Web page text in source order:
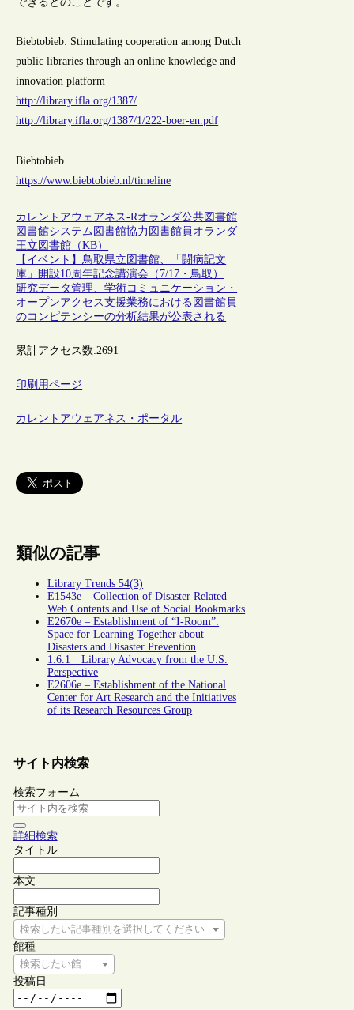
Biebtobieb: Stimulating cooperation among Dutch
public libraries through an online knowledge and
innovation platform
http://library.ifla.org/1387/
http://library.ifla.org/1387/1/222-boer-en.pdf
Biebtobieb
https://www.biebtobieb.nl/timeline
カレントアウェアネス-Rオランダ公共図書館
図書館システム 図書館協力 図書館員 オランダ
王立図書館（KB）
【イベント】鳥取県立図書館、「闘病記文
庫」開設10周年記念講演会（7/17・鳥取）
研究データ管理、学術コミュニケーション・
オープンアクセス支援業務における図書館員
のコンピテンシーの分析結果が公表される
累計アクセス数:2691
印刷用ページ
カレントアウェアネス・ポータル
類似の記事
Library Trends 54(3)
E1543e – Collection of Disaster Related
Web Contents and Use of Social Bookmarks
E2670e – Establishment of “I-Room”:
Space for Learning Together about
Disasters and Disaster Prevention
1.6.1 Library Advocacy from the U.S.
Perspective
E2606e – Establishment of the National
Center for Art Research and the Initiatives
of its Research Resources Group
サイト内検索
検索フォーム
詳細検索
タイトル
本文
記事種別
検索したい記事種別を選択してください
館種
検索したい館種を選択してください
投稿日